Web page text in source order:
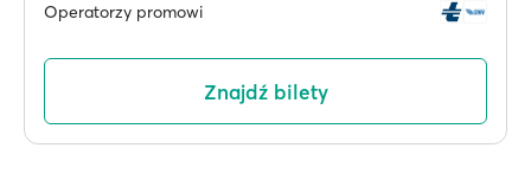
Operatorzy promowi
Znajdź bilety